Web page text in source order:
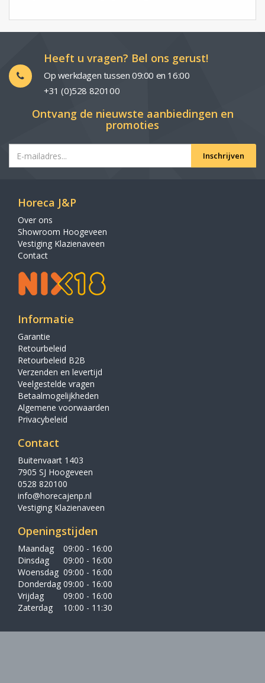
Heeft u vragen? Bel ons gerust!
Op werkdagen tussen 09:00 en 16:00
+31 (0)528 820100
Ontvang de nieuwste aanbiedingen en
promoties
Inschrijven
Horeca J&P
Over ons
Showroom Hoogeveen
Vestiging Klazienaveen
Contact
Informatie
Garantie
Retourbeleid
Retourbeleid B2B
Verzenden en levertijd
Veelgestelde vragen
Betaalmogelijkheden
Algemene voorwaarden
Privacybeleid
Contact
Buitenvaart 1403
7905 SJ Hoogeveen
0528 820100
info@horecajenp.nl
Vestiging Klazienaveen
Openingstijden
Maandag
09:00 - 16:00
Dinsdag
09:00 - 16:00
Woensdag 09:00 - 16:00
Donderdag 09:00 - 16:00
Vrijdag
09:00 - 16:00
Zaterdag
10:00 - 11:30